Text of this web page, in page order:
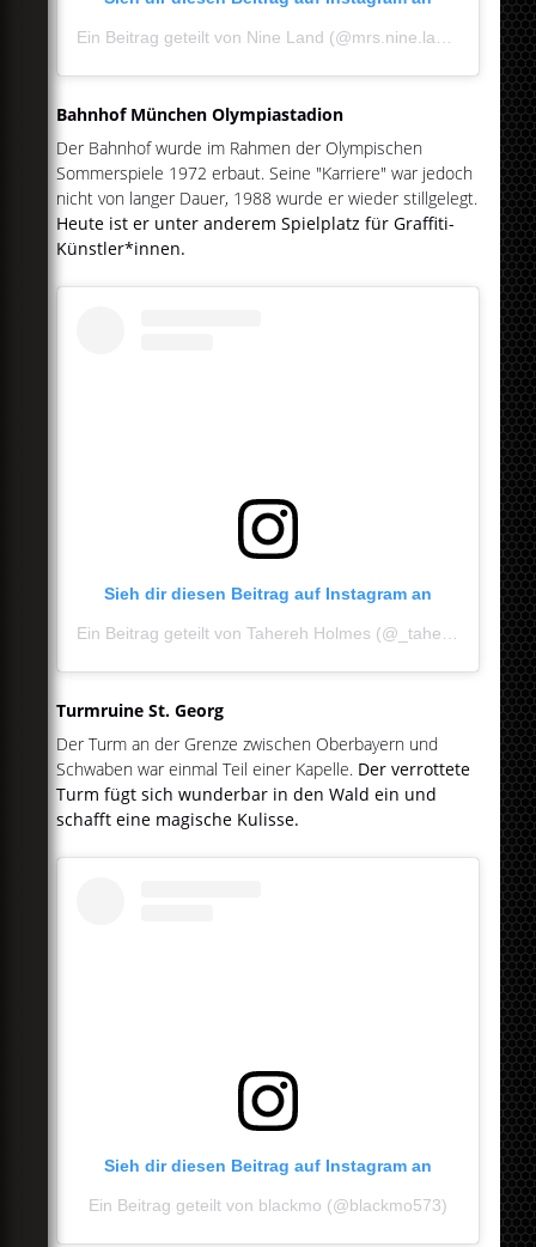
Bahnhof München Olympiastadion
Der Bahnhof wurde im Rahmen der Olympischen
Sommerspiele 1972 erbaut. Seine "Karriere" war jedoch
nicht von langer Dauer, 1988 wurde er wieder stillgelegt.
Heute ist er unter anderem Spielplatz für Graffiti-
Künstler*innen.
Sieh dir diesen Beitrag auf Instagram an
Turmruine St. Georg
Der Turm an der Grenze zwischen Oberbayern und
Schwaben war einmal Teil einer Kapelle. Der verrottete
Turm fügt sich wunderbar in den Wald ein und
schafft eine magische Kulisse.
Sieh dir diesen Beitrag auf Instagram an
Ein Beitrag geteilt von blackmo (@blackmo573)